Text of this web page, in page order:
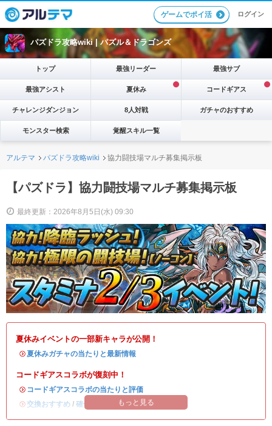
ゲームでポイ活 ログイン
パズドラ攻略wiki |パズル＆ドラゴンズ
トップ 最強リーダー 最強サブ
最強アシスト 夏休み コードギアス
チャレンジダンジョン 8人対戦 ガチャのおすすめ
モンスター検索 覚醒スキル一覧
アルテマ パズドラ攻略wiki 協力闘技場マルチ募集掲示板
【パズドラ】協力闘技場マルチ募集掲示板
最終更新：2026年8月5日(水) 09:30
夏休みイベントの一部新キャラが公開！
・夏休みガチャの当たりと最新情報
コードギアスコラボが復刻中！
・ コードギアスコラボの当たりと評価
・交換おすすめ / 確保数解説 もっと見る